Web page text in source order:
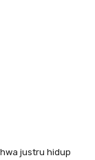
justru hidup